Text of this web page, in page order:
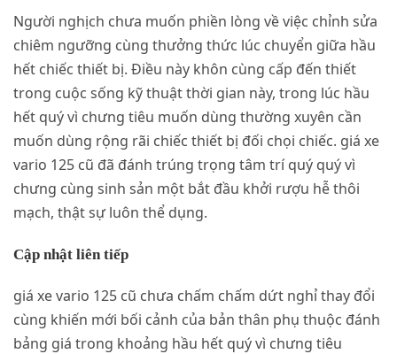
Người nghịch chưa muốn phiền lòng về việc chỉnh sửa
chiêm ngưỡng cùng thưởng thức lúc chuyển giữa hầu
hết chiếc thiết bị. Điều này khôn cùng cấp đến thiết
trong cuộc sống kỹ thuật thời gian này, trong lúc hầu
hết quý vì chưng tiêu muốn dùng thường xuyên cần
muốn dùng rộng rãi chiếc thiết bị đối chọi chiếc. giá xe
vario 125 cũ đã đánh trúng trọng tâm trí quý quý vì
chưng cùng sinh sản một bắt đầu khởi rượu hễ thôi
mạch, thật sự luôn thể dụng.
Cập nhật liên tiếp
giá xe vario 125 cũ chưa chấm chấm dứt nghỉ thay đổi
cùng khiến mới bối cảnh của bản thân phụ thuộc đánh
bảng giá trong khoảng hầu hết quý vì chưng tiêu